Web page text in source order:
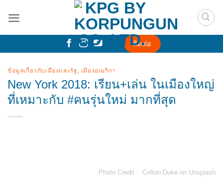
content
ติดต่อ
ข้อมูลเกี่ยวกับเมืองและรัฐ , เมืองอเมริกา
New York 2018: เรียน+เล่น ในเมืองใหญ่
ที่เหมาะกับ #คนรุ่นใหม่ มากที่สุด
Photo Credit : Colton Duke on Unsplash